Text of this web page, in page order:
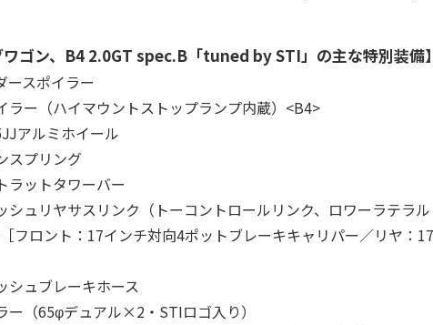
ワゴン、B4 2.0GT spec.B「tuned by STI」の主な特別装備】
ースポイラー
ラー（ハイマウントストップランプ内蔵）<B4>
アルミホイール
スプリング
ラットタワーバー
シュリヤサスリンク（トーコントロールリンク、ロワーラテラル
フロント：17インチ対向4ポットブレーキキャリパー／リヤ：
シュブレーキホース
ー（65φデュアル×2・STIロゴ入り）